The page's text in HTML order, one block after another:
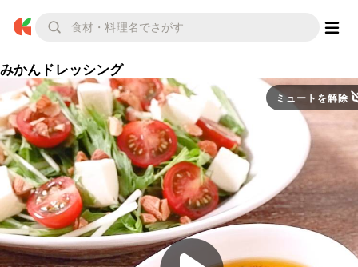
みかんドレッシング
ミュートを解除